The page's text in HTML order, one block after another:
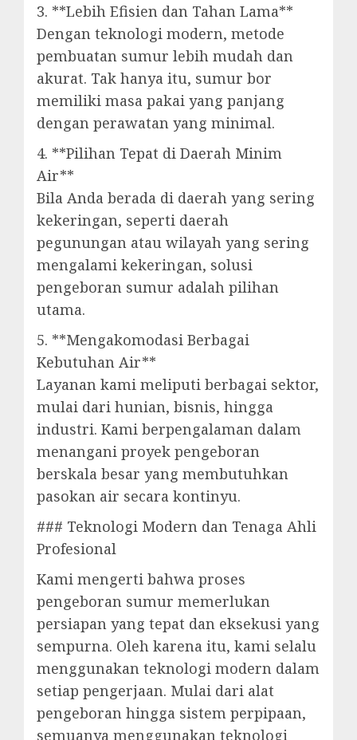
3. **Lebih Efisien dan Tahan Lama**
Dengan teknologi modern, metode
pembuatan sumur lebih mudah dan
akurat. Tak hanya itu, sumur bor
memiliki masa pakai yang panjang
dengan perawatan yang minimal.
4. **Pilihan Tepat di Daerah Minim
Air**
Bila Anda berada di daerah yang sering
kekeringan, seperti daerah
pegunungan atau wilayah yang sering
mengalami kekeringan, solusi
pengeboran sumur adalah pilihan
utama.
5. **Mengakomodasi Berbagai
Kebutuhan Air**
Layanan kami meliputi berbagai sektor,
mulai dari hunian, bisnis, hingga
industri. Kami berpengalaman dalam
menangani proyek pengeboran
berskala besar yang membutuhkan
pasokan air secara kontinyu.
### Teknologi Modern dan Tenaga Ahli
Profesional
Kami mengerti bahwa proses
pengeboran sumur memerlukan
persiapan yang tepat dan eksekusi yang
sempurna. Oleh karena itu, kami selalu
menggunakan teknologi modern dalam
setiap pengerjaan. Mulai dari alat
pengeboran hingga sistem perpipaan,
semuanya menggunakan teknologi